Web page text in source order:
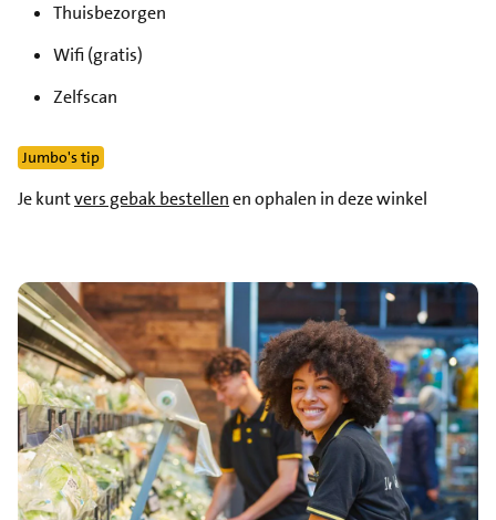
Thuisbezorgen
Wifi (gratis)
Zelfscan
Jumbo's tip
Je kuntvers gebak bestellenen ophalen in deze winkel